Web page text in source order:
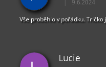
Hodnocení
| 9.6.2024
Vše proběhlo v pořádku. Tričko
Lucie